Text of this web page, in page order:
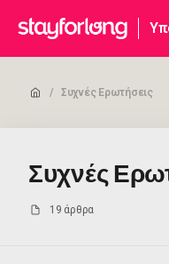
/ Συχνές Ερωτήσεις
Συχνές
19 άρθρα